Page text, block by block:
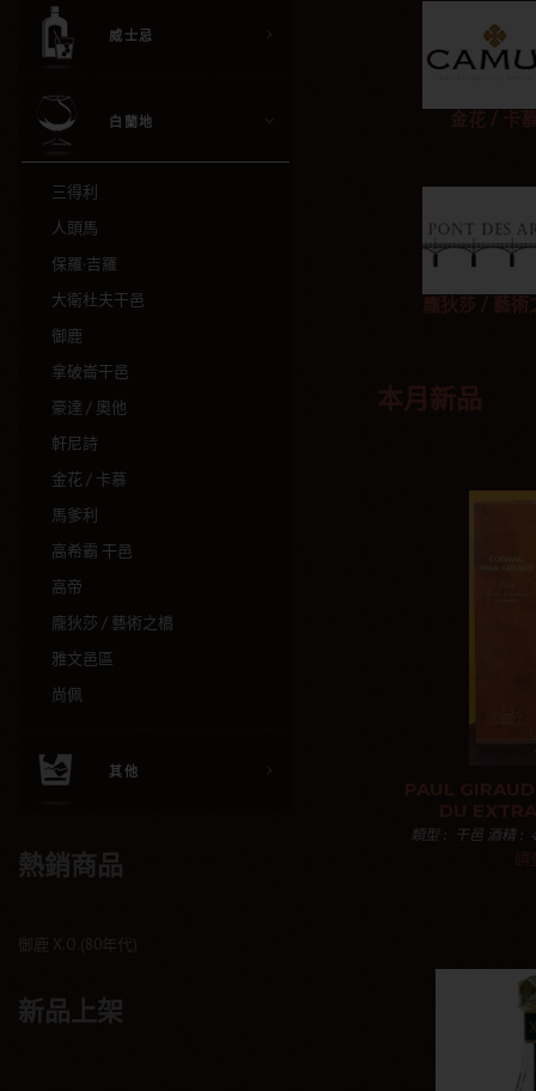
威士忌
白蘭地
三得利
人頭馬
保羅·吉羅
大衛杜夫干邑
御鹿
拿破崙干邑
豪達 / 奧他
軒尼詩
金花 / 卡慕
馬爹利
高希霸 干邑
高帝
龐狄莎 / 藝術之橋
雅文邑區
尚佩
其他
熱銷商品
御鹿 X.O.(80年代)
新品上架
金花 / 卡
龐狄莎 / 藝術
本月新品
PAUL
DU
類型 : 干邑 酒精 :